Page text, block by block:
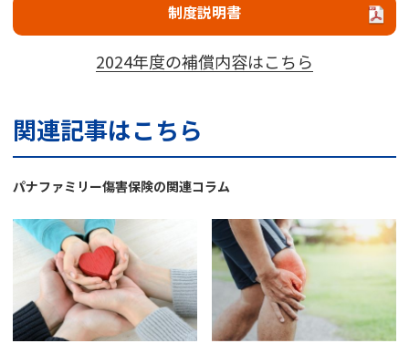
制度説明書
2024年度の補償内容はこちら
関連記事はこちら
パナファミリー傷害保険の関連コラム